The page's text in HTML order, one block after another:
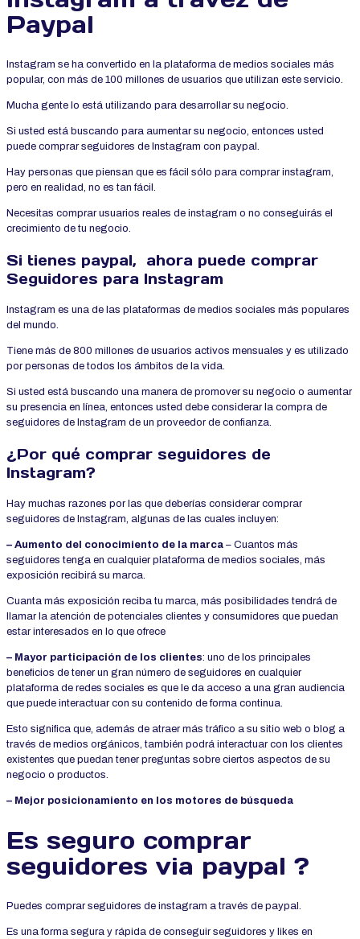
Paypal
Instagram se ha convertido en la plataforma de medios sociales más
popular, con más de 100 millones de usuarios que utilizan este servicio.
Mucha gente lo está utilizando para desarrollar su negocio.
Si usted está buscando para aumentar su negocio, entonces usted
puede comprar seguidores de Instagram con paypal.
Hay personas que piensan que es fácil sólo para comprar instagram,
pero en realidad, no es tan fácil.
Necesitas comprar usuarios reales de instagram o no conseguirás el
crecimiento de tu negocio.
Si tienes paypal, ahora puede comprar
Seguidores para Instagram
Instagram es una de las plataformas de medios sociales más populares
del mundo.
Tiene más de 800 millones de usuarios activos mensuales y es utilizado
por personas de todos los ámbitos de la vida.
Si usted está buscando una manera de promover su negocio o aumentar
su presencia en línea, entonces usted debe considerar la compra de
seguidores de Instagram de un proveedor de confianza.
¿Por qué comprar seguidores de
Instagram?
Hay muchas razones por las que deberías considerar comprar
seguidores de Instagram, algunas de las cuales incluyen:
– Aumento del conocimiento de la marca – Cuantos más
seguidores tenga en cualquier plataforma de medios sociales, más
exposición recibirá su marca.
Cuanta más exposición reciba tu marca, más posibilidades tendrá de
llamar la atención de potenciales clientes y consumidores que puedan
estar interesados en lo que ofrece
– Mayor participación de los clientes: uno de los principales
beneficios de tener un gran número de seguidores en cualquier
plataforma de redes sociales es que le da acceso a una gran audiencia
que puede interactuar con su contenido de forma continua.
Esto significa que, además de atraer más tráfico a su sitio web o blog a
través de medios orgánicos, también podrá interactuar con los clientes
existentes que puedan tener preguntas sobre ciertos aspectos de su
negocio o productos.
– Mejor posicionamiento en los motores de búsqueda
Es seguro comprar
seguidores via paypal ?
Puedes comprar seguidores de instagram a través de paypal.
Es una forma segura y rápida de conseguir seguidores y likes en